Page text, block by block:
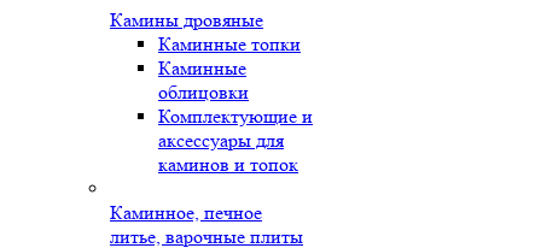
Камины дровяные
Каминные топки
Каминные
облицовки
Комплектующие и
аксессуары для
каминов и топок
Каминное, печное
литье, варочные плиты